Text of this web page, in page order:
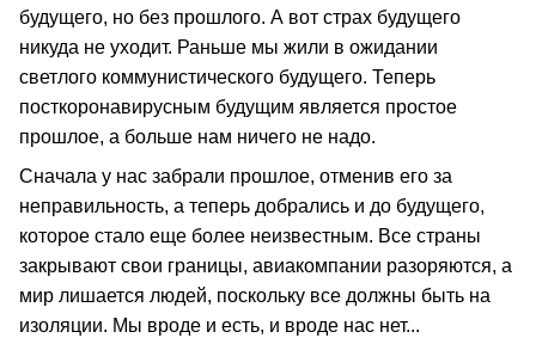
будущего, но без прошлого. А вот страх будущего
никуда не уходит. Раньше мы жили в ожидании
светлого коммунистического будущего. Теперь
посткоронавирусным будущим является простое
прошлое, а больше нам ничего не надо.
Сначала у нас забрали прошлое, отменив его за
неправильность, а теперь добрались и до будущего,
которое стало еще более неизвестным. Все страны
закрывают свои границы, авиакомпании разоряются, а
мир лишается людей, поскольку все должны быть на
изоляции. Мы вроде и есть, и вроде нас нет...